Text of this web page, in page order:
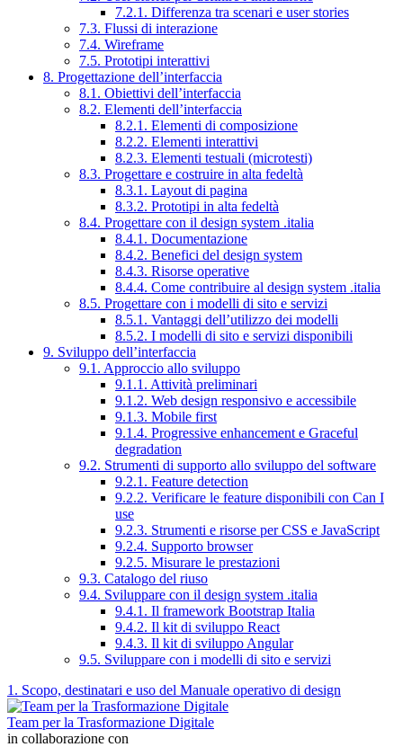
7.2.1. Differenza tra scenari e user stories
7.3. Flussi di interazione
7.4. Wireframe
7.5. Prototipi interattivi
8. Progettazione dell’interfaccia
8.1. Obiettivi dell’interfaccia
8.2. Elementi dell’interfaccia
8.2.1. Elementi di composizione
8.2.2. Elementi interattivi
8.2.3. Elementi testuali (microtesti)
8.3. Progettare e costruire in alta fedeltà
8.3.1. Layout di pagina
8.3.2. Prototipi in alta fedeltà
8.4. Progettare con il design system .italia
8.4.1. Documentazione
8.4.2. Benefici del design system
8.4.3. Risorse operative
8.4.4. Come contribuire al design system .italia
8.5. Progettare con i modelli di sito e servizi
8.5.1. Vantaggi dell’utilizzo dei modelli
8.5.2. I modelli di sito e servizi disponibili
9. Sviluppo dell’interfaccia
9.1. Approccio allo sviluppo
9.1.1. Attività preliminari
9.1.2. Web design responsivo e accessibile
9.1.3. Mobile first
9.1.4. Progressive enhancement e Graceful
degradation
9.2. Strumenti di supporto allo sviluppo del software
9.2.1. Feature detection
9.2.2. Verificare le feature disponibili con Can I
use
9.2.3. Strumenti e risorse per CSS e JavaScript
9.2.4. Supporto browser
9.2.5. Misurare le prestazioni
9.3. Catalogo del riuso
9.4. Sviluppare con il design system .italia
9.4.1. Il framework Bootstrap Italia
9.4.2. Il kit di sviluppo React
9.4.3. Il kit di sviluppo Angular
9.5. Sviluppare con i modelli di sito e servizi
1. Scopo, destinatari e uso del Manuale operativo di design
Team per la Trasformazione Digitale
in collaborazione con